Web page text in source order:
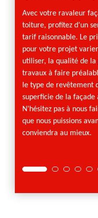
Avec votre ravaleur
toiture, profitez d’un
tarif raisonnable. Le
pour votre projet
utiliser, la qualité de la
travaux à faire
le type de revêtement
superficie de la
N’hésitez pas à nous
que nous puissions
conviendra au mieux.